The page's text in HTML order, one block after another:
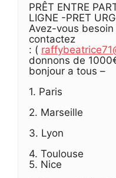
PRÊT ENTRE
LIGNE -PRET
Avez-vous besoin
contactez
: (
donnons de
bonjour a tous –
1. Paris
2. Marseille
3. Lyon
4. Toulouse
5. Nice